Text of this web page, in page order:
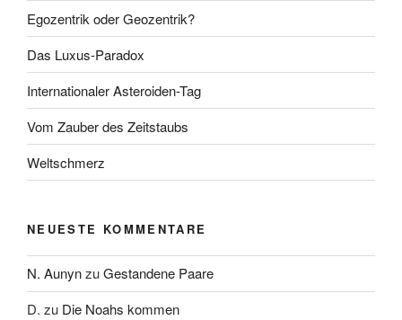
Egozentrik oder Geozentrik?
Das Luxus-Paradox
Internationaler Asteroiden-Tag
Vom Zauber des Zeitstaubs
Weltschmerz
NEUESTE KOMMENTARE
N. AunynzuGestandene Paare
D. zu Die Noahs kommen